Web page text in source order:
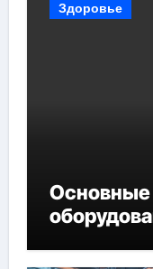
Здоровье
Основные